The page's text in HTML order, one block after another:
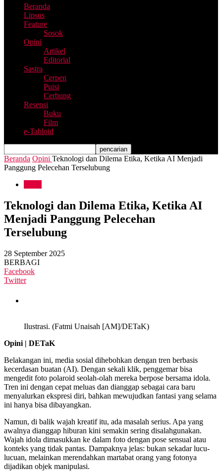
Beranda
Lipsus
Feature
Sosok
Opini
Artikel
Editorial
Sastra
Cerpen
Puisi
Cerbung
Resensi
Buku
Film
e-Tabloid
Beranda Opini Teknologi dan Dilema Etika, Ketika AI Menjadi
Panggung Pelecehan Terselubung
Teknologi dan Dilema Etika, Ketika AI
Menjadi Panggung Pelecehan
Terselubung
28 September 2025
BERBAGI
Facebook
Twitter
Ilustrasi. (Fatmi Unaisah [AM]/DETaK)
Opini | DETaK
Belakangan ini, media sosial dihebohkan dengan tren berbasis
kecerdasan buatan (AI). Dengan sekali klik, penggemar bisa
mengedit foto polaroid seolah-olah mereka berpose bersama idola.
Tren ini dengan cepat meluas dan dianggap sebagai cara baru
menyalurkan ekspresi diri, bahkan mewujudkan fantasi yang selama
ini hanya bisa dibayangkan.
Namun, di balik wajah kreatif itu, ada masalah serius. Apa yang
awalnya dianggap hiburan kini semakin sering disalahgunakan.
Wajah idola dimasukkan ke dalam foto dengan pose sensual atau
konteks yang tidak pantas. Dampaknya jelas: bukan sekadar lucu-
lucuan, melainkan merendahkan martabat orang yang fotonya
dijadikan objek manipulasi.